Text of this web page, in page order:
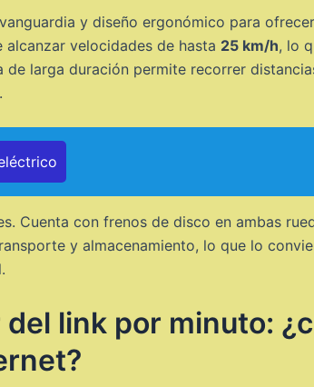
y diseño ergonómico para
velocidades de hasta 25 km/h, lo
larga duración permite recorrer
Cuenta con frenos de disco en ambas
y almacenamiento, lo que lo
link por minuto: